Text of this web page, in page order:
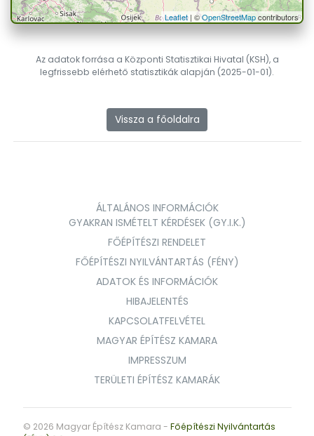
Leaflet| ©OpenStreetMapcontributors
Az adatok forrása a Központi Statisztikai Hivatal (KSH), a
legfrissebb elérhető statisztikák alapján (2025-01-01).
Vissza a főoldalra
ÁLTALÁNOS INFORMÁCIÓK
GYAKRAN ISMÉTELT KÉRDÉSEK (GY.I.K.)
FŐÉPÍTÉSZI RENDELET
FŐÉPÍTÉSZI NYILVÁNTARTÁS (FÉNY)
ADATOK ÉS INFORMÁCIÓK
HIBAJELENTÉS
KAPCSOLATFELVÉTEL
MAGYAR ÉPÍTÉSZ KAMARA
IMPRESSZUM
TERÜLETI ÉPÍTÉSZ KAMARÁK
© 2026 Magyar Építész Kamara - Főépítészi Nyilvántartás